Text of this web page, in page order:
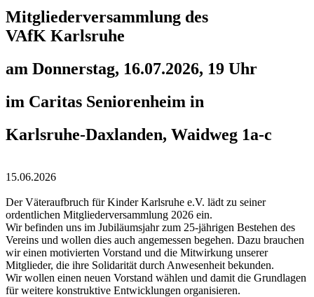
Mitgliederversammlung des
VAfK Karlsruhe
am Donnerstag, 16.07.2026, 19 Uhr
im Caritas Seniorenheim in
Karlsruhe-Daxlanden, Waidweg 1a-c
15.06.2026
Der Väteraufbruch für Kinder Karlsruhe e.V. lädt zu seiner
ordentlichen Mitgliederversammlung 2026 ein.
Wir befinden uns im Jubiläumsjahr zum 25-jährigen Bestehen des
Vereins und wollen dies auch angemessen begehen. Dazu brauchen
wir einen motivierten Vorstand und die Mitwirkung unserer
Mitglieder, die ihre Solidarität durch Anwesenheit bekunden.
Wir wollen einen neuen Vorstand wählen und damit die Grundlagen
für weitere konstruktive Entwicklungen organisieren.